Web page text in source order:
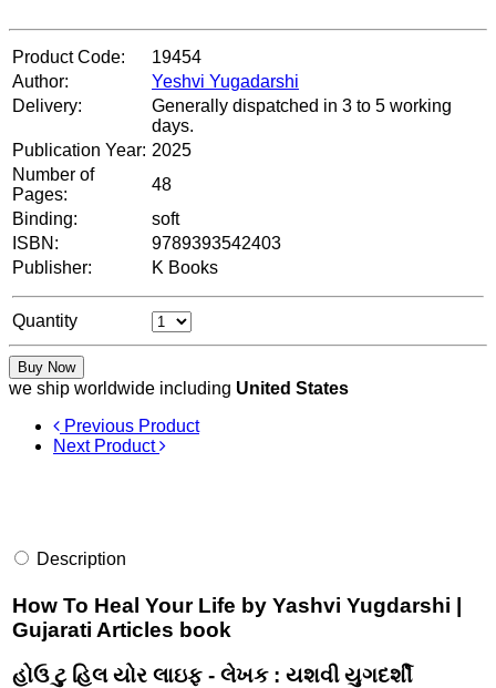
Product Code:
19454
Author:
Yeshvi Yugadarshi
Delivery:
Generally dispatched in 3 to 5 working
days.
Publication Year: 2025
Number of
Pages:
48
Binding:
soft
ISBN:
9789393542403
Publisher:
K Books
Quantity
Buy Now
we ship worldwide including United States
Previous Product
Next Product
Description
How To Heal Your Life by Yashvi Yugdarshi |
Gujarati Articles book
હોઉ ટુ હિલ યોર લાઇફ - લેખક : યશવી યુગદર્શી